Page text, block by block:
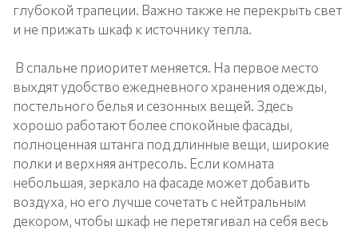
глубокой трапеции. Важно также не перекрыть свет
и не прижать шкаф к источнику тепла.
В спальне приоритет меняется. На первое место
выхдят удобство ежедневного хранения одежды,
постельного белья и сезонных вещей. Здесь
хорошо работают более спокойные фасады,
полноценная штанга под длинные вещи, широкие
полки и верхняя антресоль. Если комната
небольшая, зеркало на фасаде может добавить
воздуха, но его лучше сочетать с нейтральным
декором, чтобы шкаф не перетягивал на себя весь